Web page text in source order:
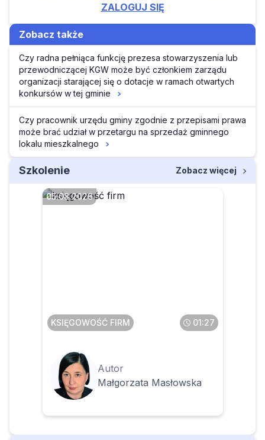
ZALOGUJ SIĘ
Zobacz także
Czy radna pełniąca funkcję prezesa stowarzyszenia lub
przewodniczącej KGW może być członkiem zarządu
organizacji starającej się o dotacje w ramach otwartych
konkursów w tej gminie
Czy pracownik urzędu gminy zgodnie z przepisami prawa
może brać udział w przetargu na sprzedaż gminnego
lokalu mieszkalnego
Szkolenie Zobacz więcej
05.08.2026
KSIĘGOWOŚĆ FIRM 01:27
Autor
Małgorzata Masłowska